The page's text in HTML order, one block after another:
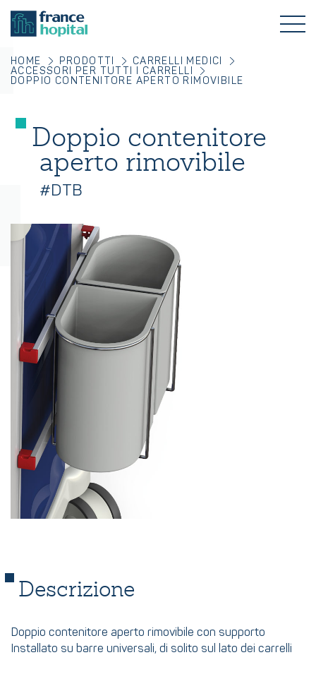
HOME PRODOTTI
CARRELLI MEDICI
ACCESSORI PER TUTTI I CARRELLI
DOPPIO CONTENITORE APERTO RIMOVIBILE
Doppio contenitore
aperto rimovibile
#DTB
Descrizione
Doppio contenitore aperto rimovibile con supporto
Installato su barre universali, di solito sul lato dei carrelli